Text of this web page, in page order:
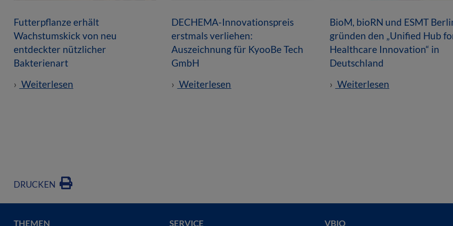
Futterpflanze erhält
Wachstumskick von neu
entdeckter nützlicher
Bakterienart
Weiterlesen
DECHEMA-Innovationspreis
erstmals verliehen:
Auszeichnung für KyooBe Tech
GmbH
Weiterlesen
BioM, bioRN und ESMT
gründen den „Unified Hub
Healthcare Innovation“ in
Deutschland
Weiterlesen
DRUCKEN
THEMEN SERVICE VBIO